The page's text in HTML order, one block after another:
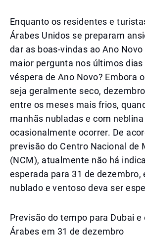
Enquanto os residentes e
Árabes Unidos se preparam
dar as boas-vindas ao Ano Novo
maior pergunta nos últimos dias
véspera de Ano Novo? Embora
seja geralmente seco,
entre os meses mais frios,
manhãs nubladas e com
ocasionalmente ocorrer. De
previsão do Centro Nacional de
(NCM), atualmente não há
esperada para 31 de dezembro,
nublado e ventoso deva ser
Previsão do tempo para Dubai e
Árabes em 31 de dezembro